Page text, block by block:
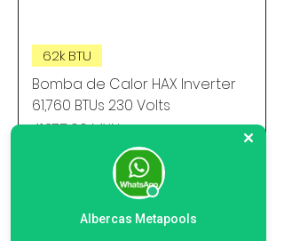
62k BTU
Bomba de Calor HAX Inverter
61,760 BTUs 230 Volts
Precio
41.375,00 MXN
Agregar al carrito
Albercas Metapools